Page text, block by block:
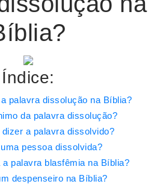
Índice:
palavra dissolução na Bíblia?
da palavra dissolução?
a palavra dissolvido?
pessoa dissolvida?
palavra blasfêmia na Bíblia?
despenseiro na Bíblia?